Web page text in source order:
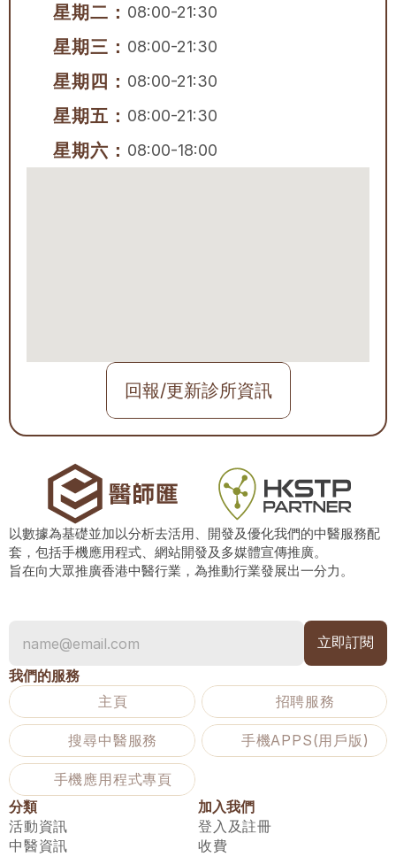
星期二： 08:00-21:30
星期三： 08:00-21:30
星期四： 08:00-21:30
星期五： 08:00-21:30
星期六： 08:00-18:00
回報/更新診所資訊
以數據為基礎並加以分析去活用、開發及優化我們的中醫服務配
套，包括手機應用程式、網站開發及多媒體宣傳推廣。
旨在向大眾推廣香港中醫行業，為推動行業發展出一分力。
我們的服務
主頁
招聘服務
搜尋中醫服務 手機APPS(用戶版)
手機應用程式專頁
分類
活動資訊
中醫資訊
加入我們
登入及註冊
收費